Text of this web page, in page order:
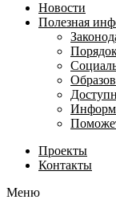
Новости
Полезная
Проекты
Контакты
Меню